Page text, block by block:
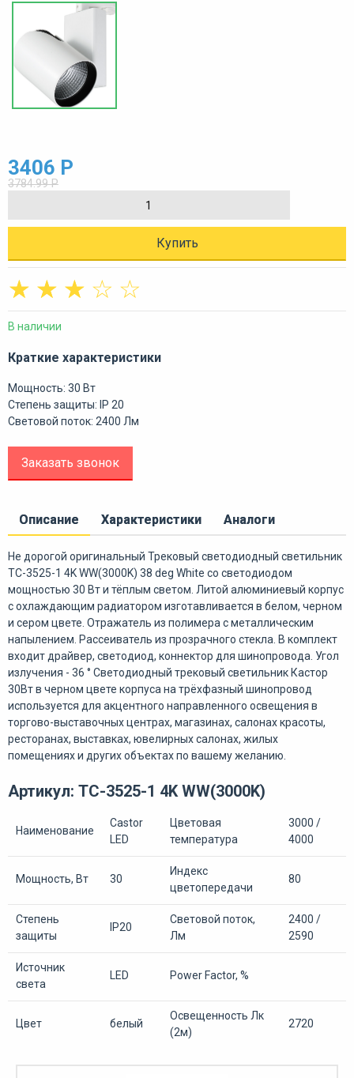
3406 Р
3784.99 Р
Купить
☆
☆
☆
☆
☆
В наличии
Краткие характеристики
Мощность: 30 Вт
Степень защиты: IP 20
Световой поток: 2400 Лм
Заказать звонок
Описание Характеристики Аналоги
Не дорогой оригинальный Трековый светодиодный светильник
ТС-3525-1 4K WW(3000K) 38 deg White со светодиодом
мощностью 30 Вт и тёплым светом. Литой алюминиевый корпус
c охлаждающим радиатором изготавливается в белом, черном
и сером цвете. Отражатель из полимера с металлическим
напылением. Рассеиватель из прозрачного стекла. В комплект
входит драйвер, светодиод, коннектор для шинопровода. Угол
излучения - 36 ° Светодиодный трековый светильник Кастор
30Вт в черном цвете корпуса на трёхфазный шинопровод
используется для акцентного направленного освещения в
торгово-выставочных центрах, магазинах, салонах красоты,
ресторанах, выставках, ювелирных салонах, жилых
помещениях и других объектах по вашему желанию.
Артикул: ТС-3525-1 4K WW(3000K)
Наименование
Castor
LED
Цветовая
температура
3000 /
4000
Мощность, Вт 30
Индекс
цветопередачи
80
Степень
защиты
IP20
Световой поток,
Лм
2400 /
2590
Источник
света
LED Power Factor, %
Цвет белый
Освещенность Лк
(2м)
2720